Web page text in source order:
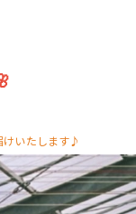
けいたします♪